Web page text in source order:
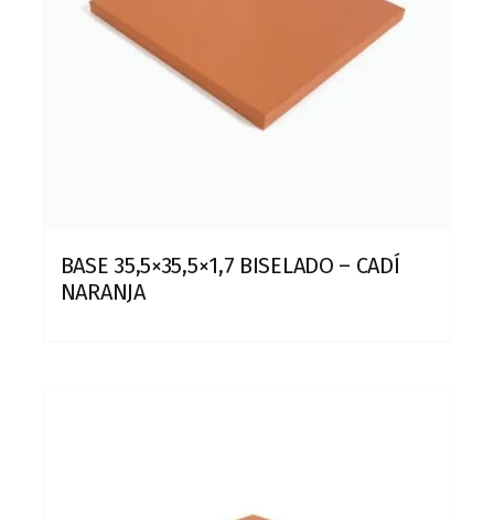
BASE 35,5×35,5×1,7 BISELADO – CADÍ
NARANJA